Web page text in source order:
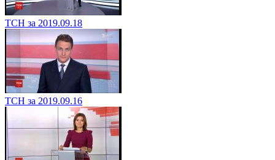
ТСН за 2019.09.18
ТСН за 2019.09.16